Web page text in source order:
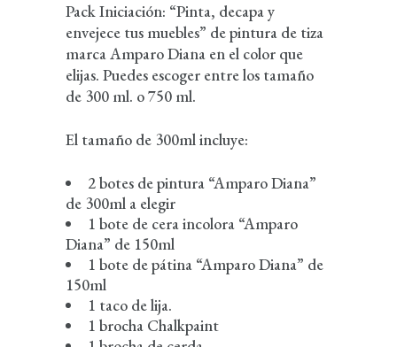
Pack Iniciación: “Pinta, decapa y
envejece tus muebles” de pintura de tiza
marca Amparo Diana en el color que
elijas. Puedes escoger entre los tamaño
de 300 ml. o 750 ml.
El tamaño de 300ml incluye:
2 botes de pintura “Amparo Diana”
de 300ml a elegir
1 bote de cera incolora “Amparo
Diana” de 150ml
1 bote de pátina “Amparo Diana” de
150ml
1 taco de lija.
1 brocha Chalkpaint